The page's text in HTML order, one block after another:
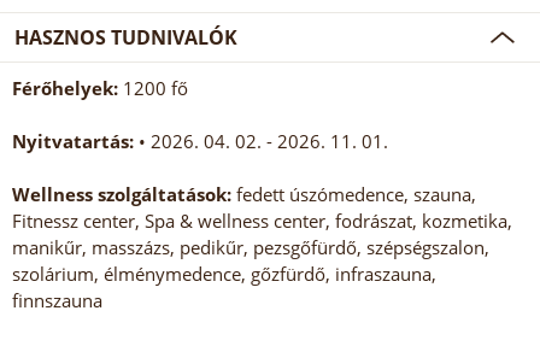
HASZNOS TUDNIVALÓK
Férőhelyek: 1200 fő
Nyitvatartás: • 2026. 04. 02. - 2026. 11. 01.
Wellness szolgáltatások: fedett úszómedence, szauna,
Fitnessz center, Spa & wellness center, fodrászat, kozmetika,
manikűr, masszázs, pedikűr, pezsgőfürdő, szépségszalon,
szolárium, élménymedence, gőzfürdő, infraszauna,
finnszauna